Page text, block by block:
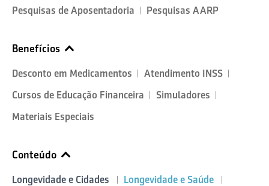
Pesquisas de Aposentadoria
Pesquisas AARP
Benefícios
Desconto em Medicamentos
Atendimento INSS
Cursos de Educação Financeira
Simuladores
Materiais Especiais
Conteúdo
Longevidade e Cidades Longevidade e Saúde